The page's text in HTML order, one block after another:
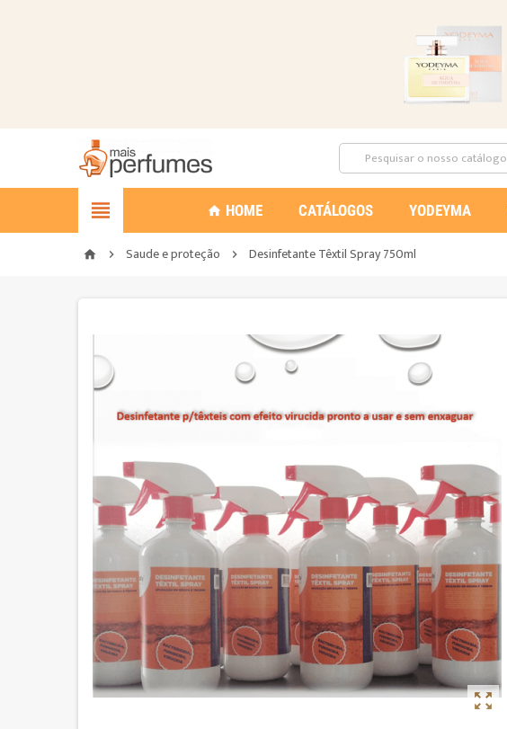
 home HOME CATÁLOGOS YODEYMA
home  Saude e proteção  Desinfetante Têxtil Spray 750ml
